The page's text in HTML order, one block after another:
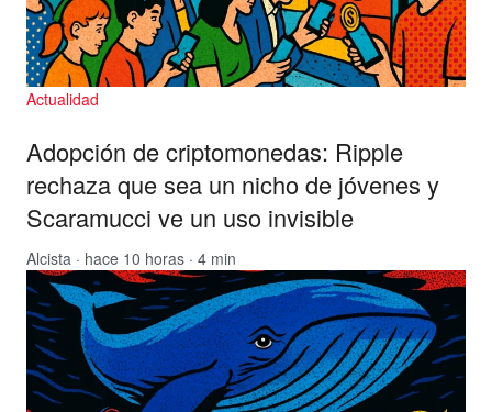
Actualidad
Adopción de criptomonedas: Ripple
rechaza que sea un nicho de jóvenes y
Scaramucci ve un uso invisible
Alcista · hace 10 horas · 4 min